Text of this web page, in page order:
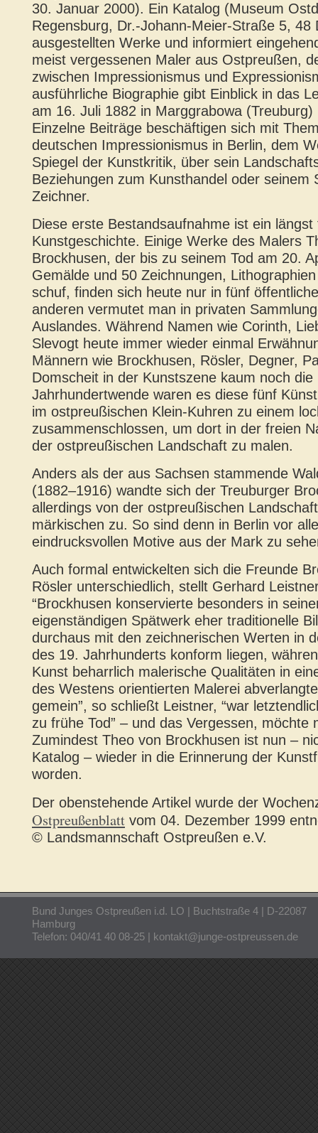
30. Januar 2000). Ein Katalog (Museum
Regensburg, Dr.-Johann-Meier-Straße 5, 48
ausgestellten Werke und informiert
meist vergessenen Maler aus Ostpreußen,
zwischen Impressionismus und
ausführliche Biographie gibt Einblick in das
am 16. Juli 1882 in Marggrabowa (Treuburg)
Einzelne Beiträge beschäftigen sich mit
deutschen Impressionismus in Berlin, dem
Spiegel der Kunstkritik, über sein
Beziehungen zum Kunsthandel oder seinem
Zeichner.
Diese erste Bestandsaufnahme ist ein
Kunstgeschichte. Einige Werke des Malers
Brockhusen, der bis zu seinem Tod am 20.
Gemälde und 50 Zeichnungen,
schuf, finden sich heute nur in fünf
anderen vermutet man in privaten
Auslandes. Während Namen wie Corinth,
Slevogt heute immer wieder einmal
Männern wie Brockhusen, Rösler, Degner,
Domscheit in der Kunstszene kaum noch die
Jahrhundertwende waren es diese fünf
im ostpreußischen Klein-Kuhren zu einem
zusammenschlossen, um dort in der freien
der ostpreußischen Landschaft zu malen.
Anders als der aus Sachsen stammende
(1882–1916) wandte sich der Treuburger
allerdings von der ostpreußischen
märkischen zu. So sind denn in Berlin vor
eindrucksvollen Motive aus der Mark zu
Auch formal entwickelten sich die Freunde
Rösler unterschiedlich, stellt Gerhard
“Brockhusen konservierte besonders in
eigenständigen Spätwerk eher traditionelle
durchaus mit den zeichnerischen Werten in
des 19. Jahrhunderts konform liegen,
Kunst beharrlich malerische Qualitäten in
des Westens orientierten Malerei
gemein”, so schließt Leistner, “war
zu frühe Tod” – und das Vergessen, möchte
Zumindest Theo von Brockhusen ist nun –
Katalog – wieder in die Erinnerung der
worden.
Der obenstehende Artikel wurde der
Ostpreußenblatt vom 04. Dezember 1999
© Landsmannschaft Ostpreußen e.V.
Bund Junges Ostpreußen i.d. LO | Buchtstraße 4 | D-22087
Hamburg
Telefon: 040/41 40 08-25 | kontakt@junge-ostpreussen.de